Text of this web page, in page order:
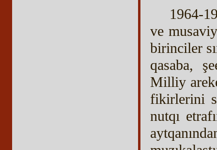
1964-
ve
birinciler
qasaba,
Milliy
fikirlerini
nutqı